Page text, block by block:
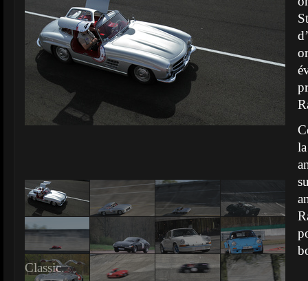
CM-Arte.com
Classic.